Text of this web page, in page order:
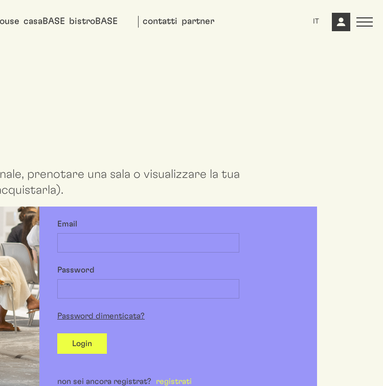
casaBASE bistroBASE contatti partner IT
prenotare una sala o visualizzare la tua
Email
Password
Password dimenticata?
Login
non sei ancora registrat? registrati